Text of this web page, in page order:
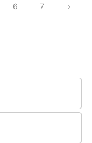
6 7 ›